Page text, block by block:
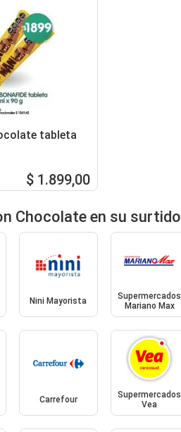
tableta
$ 1.899,00
Chocolate en su surtido
Nini Mayorista
Supermercados
Mariano Max
Carrefour
Supermercados
Vea